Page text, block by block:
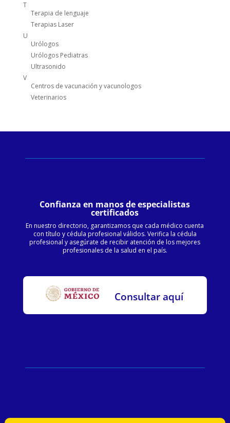
T
Terapia de lenguaje
Terapias Laser
U
Urólogos
Urólogos Pediatras
Ultrasonido
V
Centros de vacunación y vacunologos
Veterinarios
Confianza en manos de especialistas
certificados
En nuestro directorio, garantizamos que cada médico cuenta
con título y cédula profesional válidos. Verifica la cédula
profesional y asegúrate de recibir atención de los mejores
profesionales de la salud en el país.
Consultar aquí